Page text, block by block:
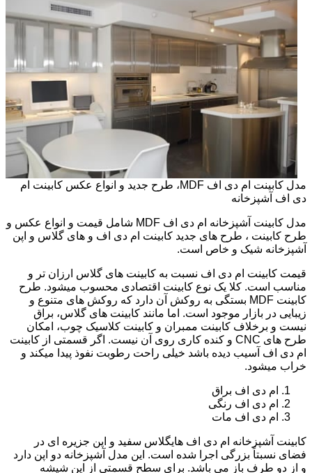
مدل کابینت ام دی اف MDF، طرح جدید و انواع عکس کابینت ام
دی اف آشپزخانه
مدل کابینت آشپزخانه ام دی اف MDF شامل قیمت و انواع عکس و
طرح کابینت ، طرح های جدید کابینت ام دی اف و های گلاس و اپن
آشپزخانه شیک و خاص است.
قیمت کابینت ام دی اف نسبت به کابینت های گلاس ارزان تر و
مناسب است. کلا یک نوع کابینت اقتصادی محسوب میشود. طرح
کابینت MDF بستگی به روکش آن دارد که روکش های متنوع و
زیبایی در بازار موجود است. اما مانند کابینت های گلاس، براق
نیست و برخلاف کابینت ممبران و کابینت کلاسیک چوب، امکان
طرح های CNC و کنده کاری روی آن نیست. اگر قسمتی از کابینت
ام دی اف آسیب دیده باشد خیلی راحت رطوبت نفوذ پیدا میکند و
خراب میشود.
ام دی اف براق
ام دی اف رنگی
ام دی اف مات
کابینت آشپزخانه ام دی اف هایگلاس سفید و اپن جزیره ای در
فضای نسبتاً بزرگی اجرا شده است. این مدل آشپزخانه دو اپن دارد
و از دو طرف باز می باشد. برای سطح قسمتی از اپن شیشه